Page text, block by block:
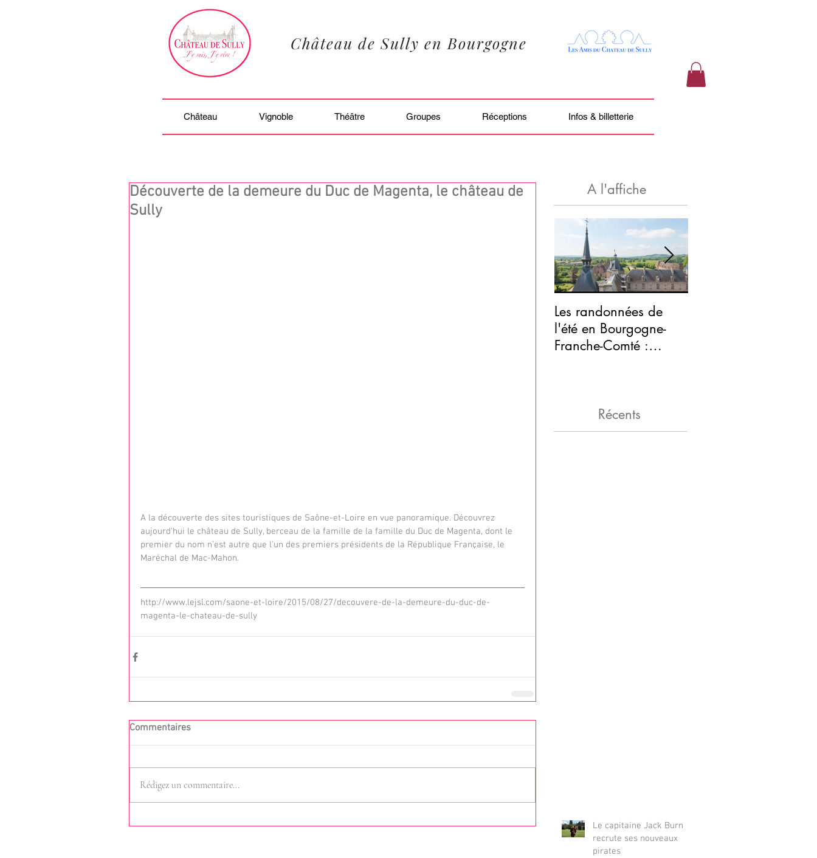
Château de Sully en Bourgogne
Château Vignoble Théâtre Groupes Réceptions Infos & billetterie
Découverte de la demeure du Duc de Magenta, le château de
Sully
A la découverte des sites touristiques de Saône-et-Loire en vue panoramique. Découvrez
aujourd'hui le château de Sully, berceau de la famille de la famille du Duc de Magenta, dont le
premier du nom n'est autre que l'un des premiers présidents de la République Française, le
Maréchal de Mac-Mahon.
http://www.lejsl.com/saone-et-loire/2015/08/27/decouvere-de-la-demeure-du-duc-de-
magenta-le-chateau-de-sully
Commentaires
Rédigez un commentaire...
A l'affiche
Les randonnées de
l'été en Bourgogne-
Franche-Comté :
Récents
Le capitaine Jack Burn
recrute ses nouveaux
pirates